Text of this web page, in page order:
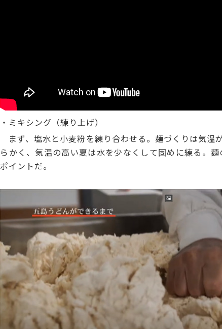
・ミキシング（練り上げ）
まず、塩水と小麦粉を練り合わせる。麺づくりは気温
らかく、気温の高い夏は水を少なくして固めに練る。
ポイントだ。